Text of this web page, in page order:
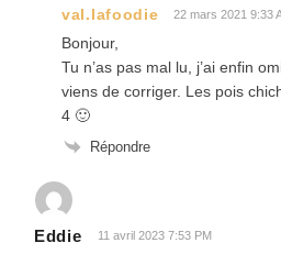
val.lafoodie 22 mars 2021 9:33
Bonjour,
Tu n’as pas mal lu, j’ai enfin
viens de corriger. Les pois
4 🙂
Répondre
Eddie 11 avril 2023 7:53 PM